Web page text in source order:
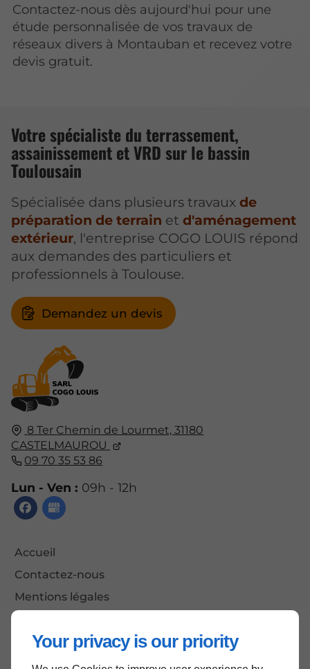
Your privacy is our priority
Contactez-nous dès aujourd'hui pour une
étude personnalisée de vos travaux de
réseaux divers à Montauban et recevez votre
devis gratuit.
8 Ter Chemin de Lourmet,31180
CASTELMAUROU
09 70 35 53 86
Lun - Ven : 09h - 12h
Accueil
Contactez-nous
Mentions légales
Votre spécialiste du terrassement,
assainissement et VRD sur le bassin
Toulousain
Spécialisée dans plusieurs travaux de
préparation de terrain et d'aménagement
extérieur, l'entreprise COGO LOUIS répond
aux demandes des particuliers et
professionnels à Toulouse.
Demandez un devis